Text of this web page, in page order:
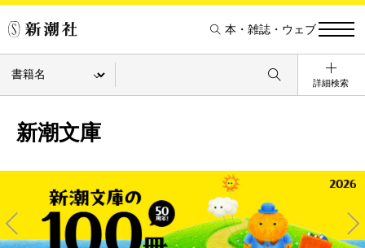
本・雑誌・ウェブ
詳細検索
新潮文庫